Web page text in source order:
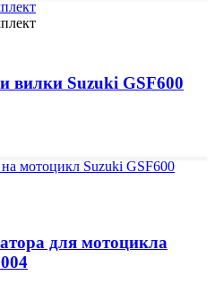
вилки Suzuki GSF600
для мотоцикла